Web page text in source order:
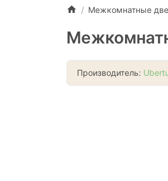
Межкомнатные
Производитель: